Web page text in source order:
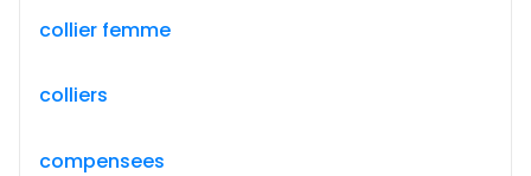
collier femme
colliers
compensees